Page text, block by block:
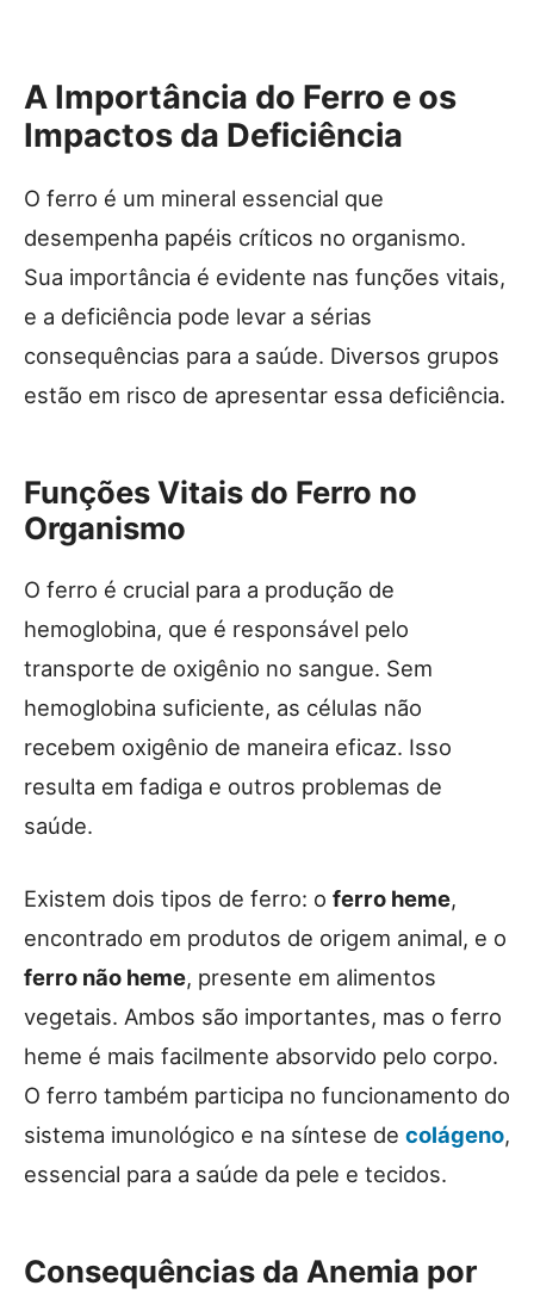
A Importância do Ferro e os
Impactos da Deficiência
O ferro é um mineral essencial que
desempenha papéis críticos no organismo.
Sua importância é evidente nas funções vitais,
e a deficiência pode levar a sérias
consequências para a saúde. Diversos grupos
estão em risco de apresentar essa deficiência.
Funções Vitais do Ferro no
Organismo
O ferro é crucial para a produção de
hemoglobina, que é responsável pelo
transporte de oxigênio no sangue. Sem
hemoglobina suficiente, as células não
recebem oxigênio de maneira eficaz. Isso
resulta em fadiga e outros problemas de
saúde.
Existem dois tipos de ferro: o ferro heme,
encontrado em produtos de origem animal, e o
ferro não heme, presente em alimentos
vegetais. Ambos são importantes, mas o ferro
heme é mais facilmente absorvido pelo corpo.
O ferro também participa no funcionamento do
sistema imunológico e na síntese de colágeno,
essencial para a saúde da pele e tecidos.
Consequências da Anemia por